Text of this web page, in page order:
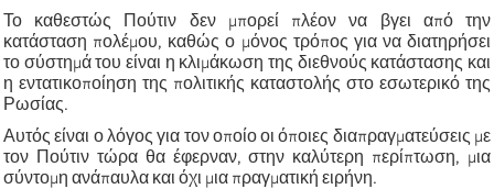
Το καθεστώς Πούτιν δεν μπορεί πλέον να βγει από την
κατάσταση πολέμου, καθώς ο μόνος τρόπος για να διατηρήσει
το σύστημά του είναι η κλιμάκωση της διεθνούς κατάστασης και
η εντατικοποίηση της πολιτικής καταστολής στο εσωτερικό της
Ρωσίας.
Αυτός είναι ο λόγος για τον οποίο οι όποιες διαπραγματεύσεις με
τον Πούτιν τώρα θα έφερναν, στην καλύτερη περίπτωση, μια
σύντομη ανάπαυλα και όχι μια πραγματική ειρήνη.